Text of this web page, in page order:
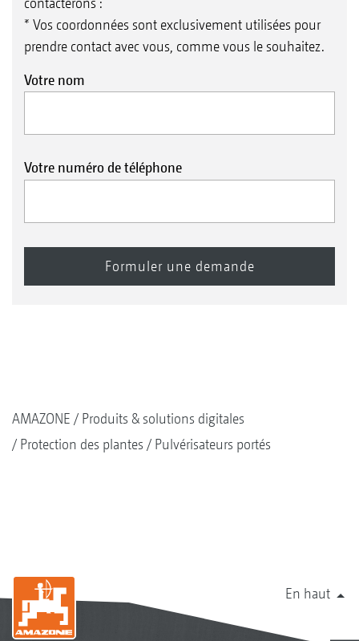
* Vos coordonnées sont exclusivement utilisées pour
prendre contact avec vous, comme vous le souhaitez.
Votre nom
Votre numéro de téléphone
AMAZONE
Produits & solutions digitales
Protection des plantes
Pulvérisateurs portés
En haut